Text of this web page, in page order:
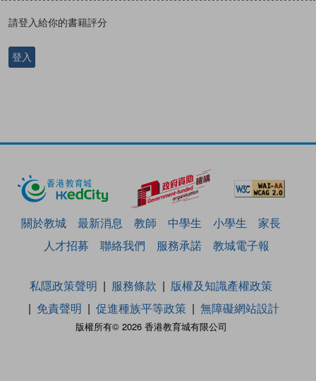
請登入給你的書籍評分
登入
關於教城 最新消息 教師 中學生 小學生
家長
人才招募
聯絡我們 服務承諾 教城電子報
版權所有© 2026 香港教育城有限公司
私隱政策聲明 服務條款
版權及知識產權政策
免責聲明
促進種族平等政策 無障礙網站設計